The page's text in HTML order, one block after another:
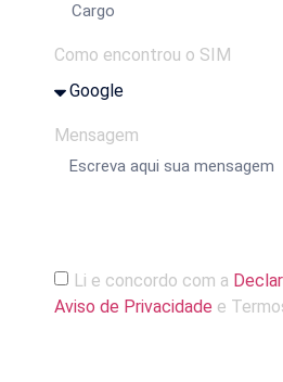
Como encontrou o SIM
Mensagem
Li e concordo com a
Aviso de Privacidade e